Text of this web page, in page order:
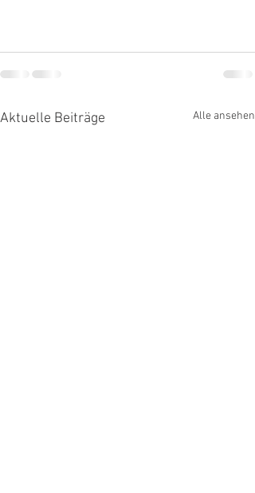
Aktuelle Beiträge Alle ansehen